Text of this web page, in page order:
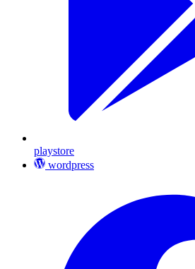
playstore
wordpress